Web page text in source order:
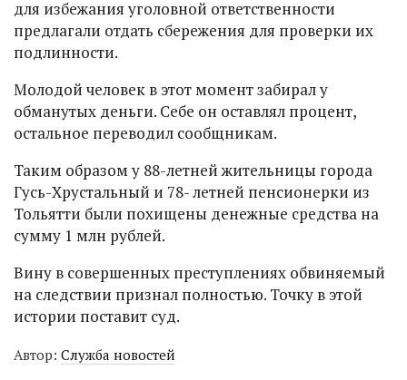
для избежания уголовной ответственности
предлагали отдать сбережения для проверки их
подлинности.
Молодой человек в этот момент забирал у
обманутых деньги. Себе он оставлял процент,
остальное переводил сообщникам.
Таким образом у 88-летней жительницы города
Гусь-Хрустальный и 78- летней пенсионерки из
Тольятти были похищены денежные средства на
сумму 1 млн рублей.
Вину в совершенных преступлениях обвиняемый
на следствии признал полностью. Точку в этой
истории поставит суд.
Автор: Служба новостей